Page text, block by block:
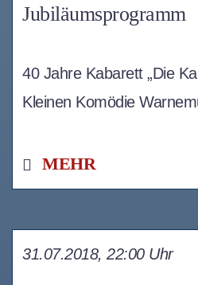
Jubiläumsprogramm
40 Jahre Kabarett „Die
Kleinen Komödie
MEHR
31.07.2018, 22:00 Uhr